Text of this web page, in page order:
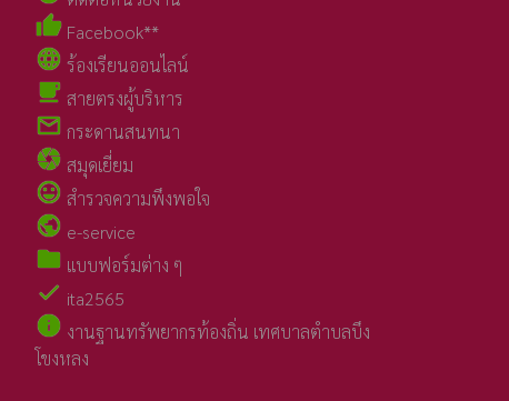
thumb_up Facebook**
language ร้องเรียนออนไลน์
local_cafe สายตรงผู้บริหาร
mail_outline กระดานสนทนา
camera สมุดเยี่ยม
sentiment_very_satisfied สำรวจความพึงพอใจ
public e-service
folder แบบฟอร์มต่าง ๆ
check ita2565
info งานฐานทรัพยากรท้องถิ่น เทศบาลตำบลบึง
โขงหลง